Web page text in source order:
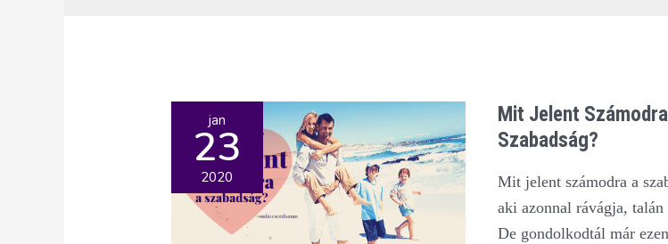
jan
23
2020
Mit Jelent
Szabadság?
Mit jelent számodra a
aki azonnal rávágja, talán
De gondolkodtál már